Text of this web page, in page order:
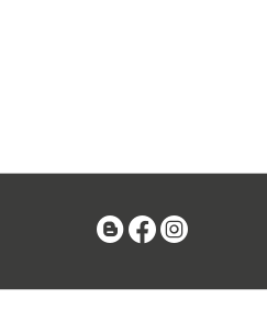
BlogFacebook